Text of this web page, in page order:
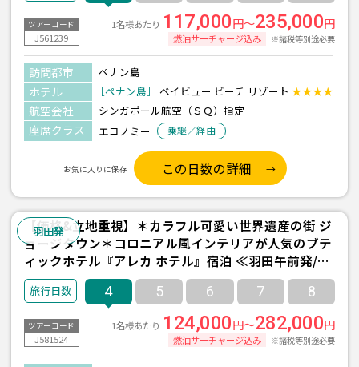
ツアーコード
J561239
1名様あたり 117,000円～235,000円
燃油サーチャージ込み ※諸税等別途必要
訪問都市 ペナン島
ホテル ［ペナン島］ ベイビュー ビーチ リゾート ★★★★
航空会社 シンガポール航空（ＳＱ）指定
座席クラス エコノミー 乗継／経由
お気に入りに保存 この日数の詳細
羽田発
【価格&立地重視】＊カラフル可愛い世界遺産の街 ジ
ョージタウン＊コロニアル風インテリアが人気のブテ
ィックホテル『アレカ ホテル』宿泊 ≪羽田午前発/シ
ンガポール航空利用/ペナン島 2泊4日間/朝食付き≫
4 5 6 7 8
ツアーコード
J581524
1名様あたり 124,000円～282,000円
燃油サーチャージ込み ※諸税等別途必要